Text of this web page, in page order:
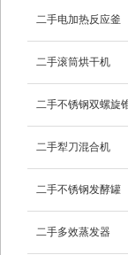
二手电加热反应釜
二手滚筒烘干机
二手不锈钢双螺旋
二手犁刀混合机
二手不锈钢发酵罐
二手多效蒸发器